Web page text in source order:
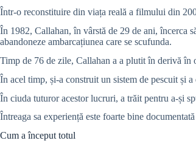
Într-o reconstituire din viața reală a filmului din
În 1982, Callahan, în vârstă de 29 de ani, încerca
abandoneze ambarcațiunea care se scufunda.
Timp de 76 de zile, Callahan a a plutit în derivă în
În acel timp, și-a construit un sistem de pescuit și
În ciuda tuturor acestor lucruri, a trăit pentru a-și
Întreaga sa experiență este foarte bine
Cum a început totul